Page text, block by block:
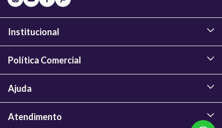
Institucional
Política Comercial
Ajuda
Atendimento